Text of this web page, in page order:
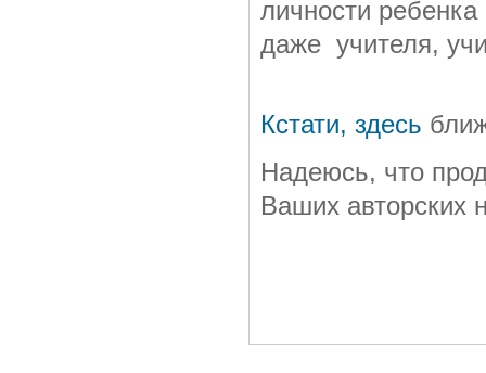
личности
даже учителя,
Кстати, здесь
Надеюсь, что
Ваших авторских